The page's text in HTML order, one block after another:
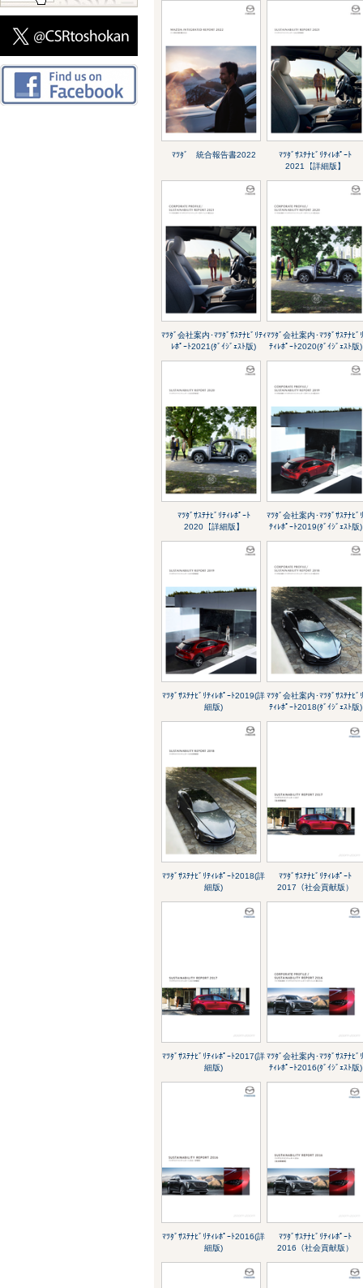
ﾏﾂﾀﾞ 統合報告書2022
ﾏﾂﾀﾞｻｽﾃﾅﾋﾞﾘﾃｨﾚﾎﾟｰﾄ
2021【詳細版】
ﾏﾂﾀﾞ会社案内･ﾏﾂﾀﾞｻｽﾃﾅﾋﾞﾘﾃｨ
ﾚﾎﾟｰﾄ2021(ﾀﾞｲｼﾞｪｽﾄ版)
ﾏﾂﾀﾞ会社案内･ﾏﾂﾀﾞｻｽﾃﾅﾋﾞ
ﾃｨﾚﾎﾟｰﾄ2020(ﾀﾞｲｼﾞｪｽﾄ版)
ﾏﾂﾀﾞｻｽﾃﾅﾋﾞﾘﾃｨﾚﾎﾟｰﾄ
2020【詳細版】
ﾏﾂﾀﾞ会社案内･ﾏﾂﾀﾞｻｽﾃﾅﾋﾞ
ﾃｨﾚﾎﾟｰﾄ2019(ﾀﾞｲｼﾞｪｽﾄ版)
ﾏﾂﾀﾞｻｽﾃﾅﾋﾞﾘﾃｨﾚﾎﾟｰﾄ2019(詳
細版)
ﾏﾂﾀﾞ会社案内･ﾏﾂﾀﾞｻｽﾃﾅﾋﾞ
ﾃｨﾚﾎﾟｰﾄ2018(ﾀﾞｲｼﾞｪｽﾄ版)
ﾏﾂﾀﾞｻｽﾃﾅﾋﾞﾘﾃｨﾚﾎﾟｰﾄ2018(詳
細版)
ﾏﾂﾀﾞｻｽﾃﾅﾋﾞﾘﾃｨﾚﾎﾟｰﾄ
2017（社会貢献版）
ﾏﾂﾀﾞｻｽﾃﾅﾋﾞﾘﾃｨﾚﾎﾟｰﾄ2017(詳
細版)
ﾏﾂﾀﾞ会社案内･ﾏﾂﾀﾞｻｽﾃﾅﾋﾞ
ﾃｨﾚﾎﾟｰﾄ2016(ﾀﾞｲｼﾞｪｽﾄ版)
ﾏﾂﾀﾞｻｽﾃﾅﾋﾞﾘﾃｨﾚﾎﾟｰﾄ2016(詳
細版)
ﾏﾂﾀﾞｻｽﾃﾅﾋﾞﾘﾃｨﾚﾎﾟｰﾄ
2016（社会貢献版）